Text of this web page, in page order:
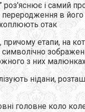
роз'яснює і самий
в
отак
етапи, на
символічно
з них
нідани,
головне коло